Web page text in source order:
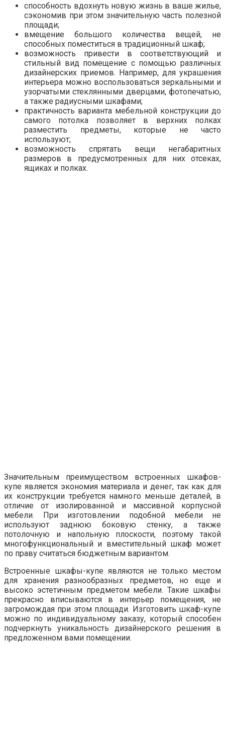
способность вдохнуть новую жизнь в ваше жилье,
сэкономив при этом значительную часть полезной
площади;
вмещение большого количества вещей, не
способных поместиться в традиционный шкаф;
возможность привести в соответствующий и
стильный вид помещение с помощью различных
дизайнерских приемов. Например, для украшения
интерьера можно воспользоваться зеркальными и
узорчатыми стеклянными дверцами, фотопечатью,
а также радиусными шкафами;
практичность варианта мебельной конструкции до
самого потолка позволяет в верхних полках
разместить предметы, которые не часто
используют;
возможность спрятать вещи негабаритных
размеров в предусмотренных для них отсеках,
ящиках и полках.
Значительным преимуществом встроенных шкафов-
купе является экономия материала и денег, так как для
их конструкции требуется намного меньше деталей, в
отличие от изолированной и массивной корпусной
мебели. При изготовлении подобной мебели не
используют заднюю боковую стенку, а также
потолочную и напольную плоскости, поэтому такой
многофункциональный и вместительный шкаф может
по праву считаться бюджетным вариантом.
Встроенные шкафы-купе являются не только местом
для хранения разнообразных предметов, но еще и
высоко эстетичным предметом мебели. Такие шкафы
прекрасно вписываются в интерьер помещения, не
загромождая при этом площади. Изготовить шкаф-купе
можно по индивидуальному заказу, который способен
подчеркнуть уникальность дизайнерского решения в
предложенном вами помещении.